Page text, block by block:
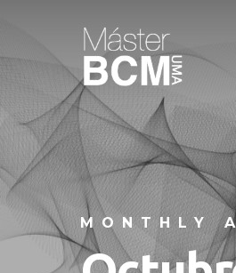
MONTHLY